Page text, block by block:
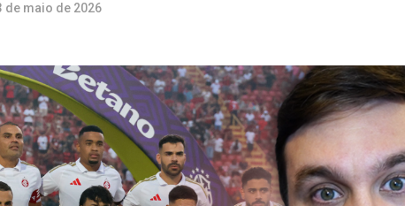
de maio de 2026